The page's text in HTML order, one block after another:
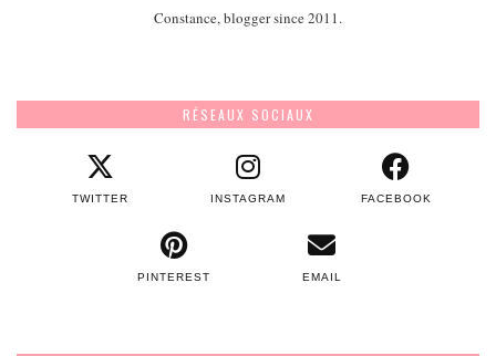
Constance, blogger since 2011.
RÉSEAUX SOCIAUX
TWITTER INSTAGRAM FACEBOOK
PINTEREST EMAIL